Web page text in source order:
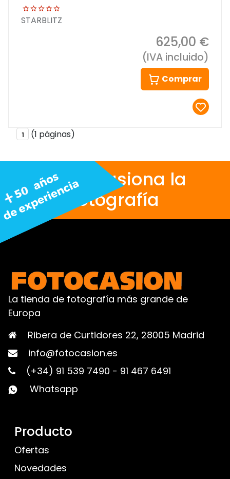
STARBLITZ
625,00 €
(IVA incluido)
Comprar
1 (1 páginas)
Nos apasiona la
fotografía
La tienda de fotografía más grande de
Europa
Ribera de Curtidores 22, 28005 Madrid
info@fotocasion.es
(+34) 91 539 7490 - 91 467 6491
Whatsapp
Producto
Ofertas
Novedades